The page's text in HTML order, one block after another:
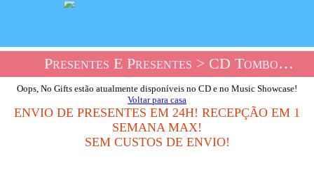
Presentes E Presentes > CD Tombolas E Loja De Música
Oops, No Gifts estão atualmente disponíveis no CD e no Music Showcase!
Voltar para casa
ENVIO DE PRESENTES EM 24H! RECEPÇÃO EM 1
SEMANA MAX!
SEM CUSTOS DE ENVIO!